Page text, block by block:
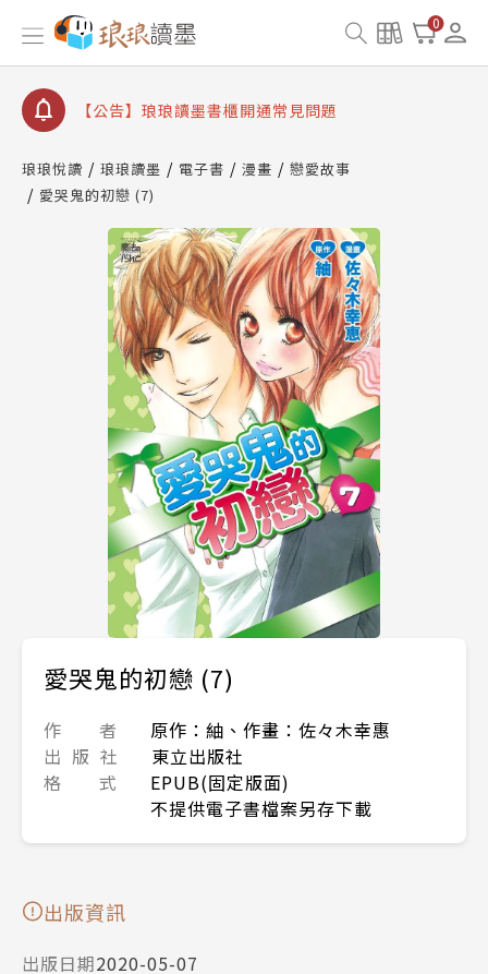
0
【公告】琅琅讀墨數位閱讀資產合併與書櫃開通申請
【公告】琅琅讀墨書櫃開通常見問題
【公告】琅琅讀墨 3 分鐘完成書櫃開通與資產合併申
查詢
【公告】琅琅讀墨數位閱讀資產合併與書櫃開通申請
琅琅悅讀 琅琅讀墨 電子書 漫畫
戀愛故事
愛哭鬼的初戀 (7)
愛哭鬼的初戀 (7)
作 者
原作：紬、作畫：佐々木幸惠
出 版 社
東立出版社
格 式
EPUB(固定版面)
不提供電子書檔案另存下載
出版資訊
出版日期2020-05-07